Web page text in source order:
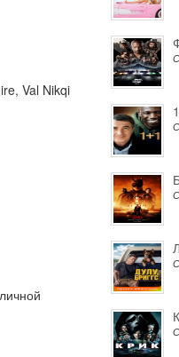
, Val Nikqi